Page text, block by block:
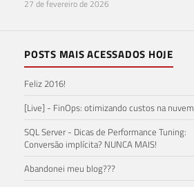
27 de fevereiro de 2026
POSTS MAIS ACESSADOS HOJE
Feliz 2016!
[Live] - FinOps: otimizando custos na nuvem
SQL Server - Dicas de Performance Tuning:
Conversão implícita? NUNCA MAIS!
Abandonei meu blog???